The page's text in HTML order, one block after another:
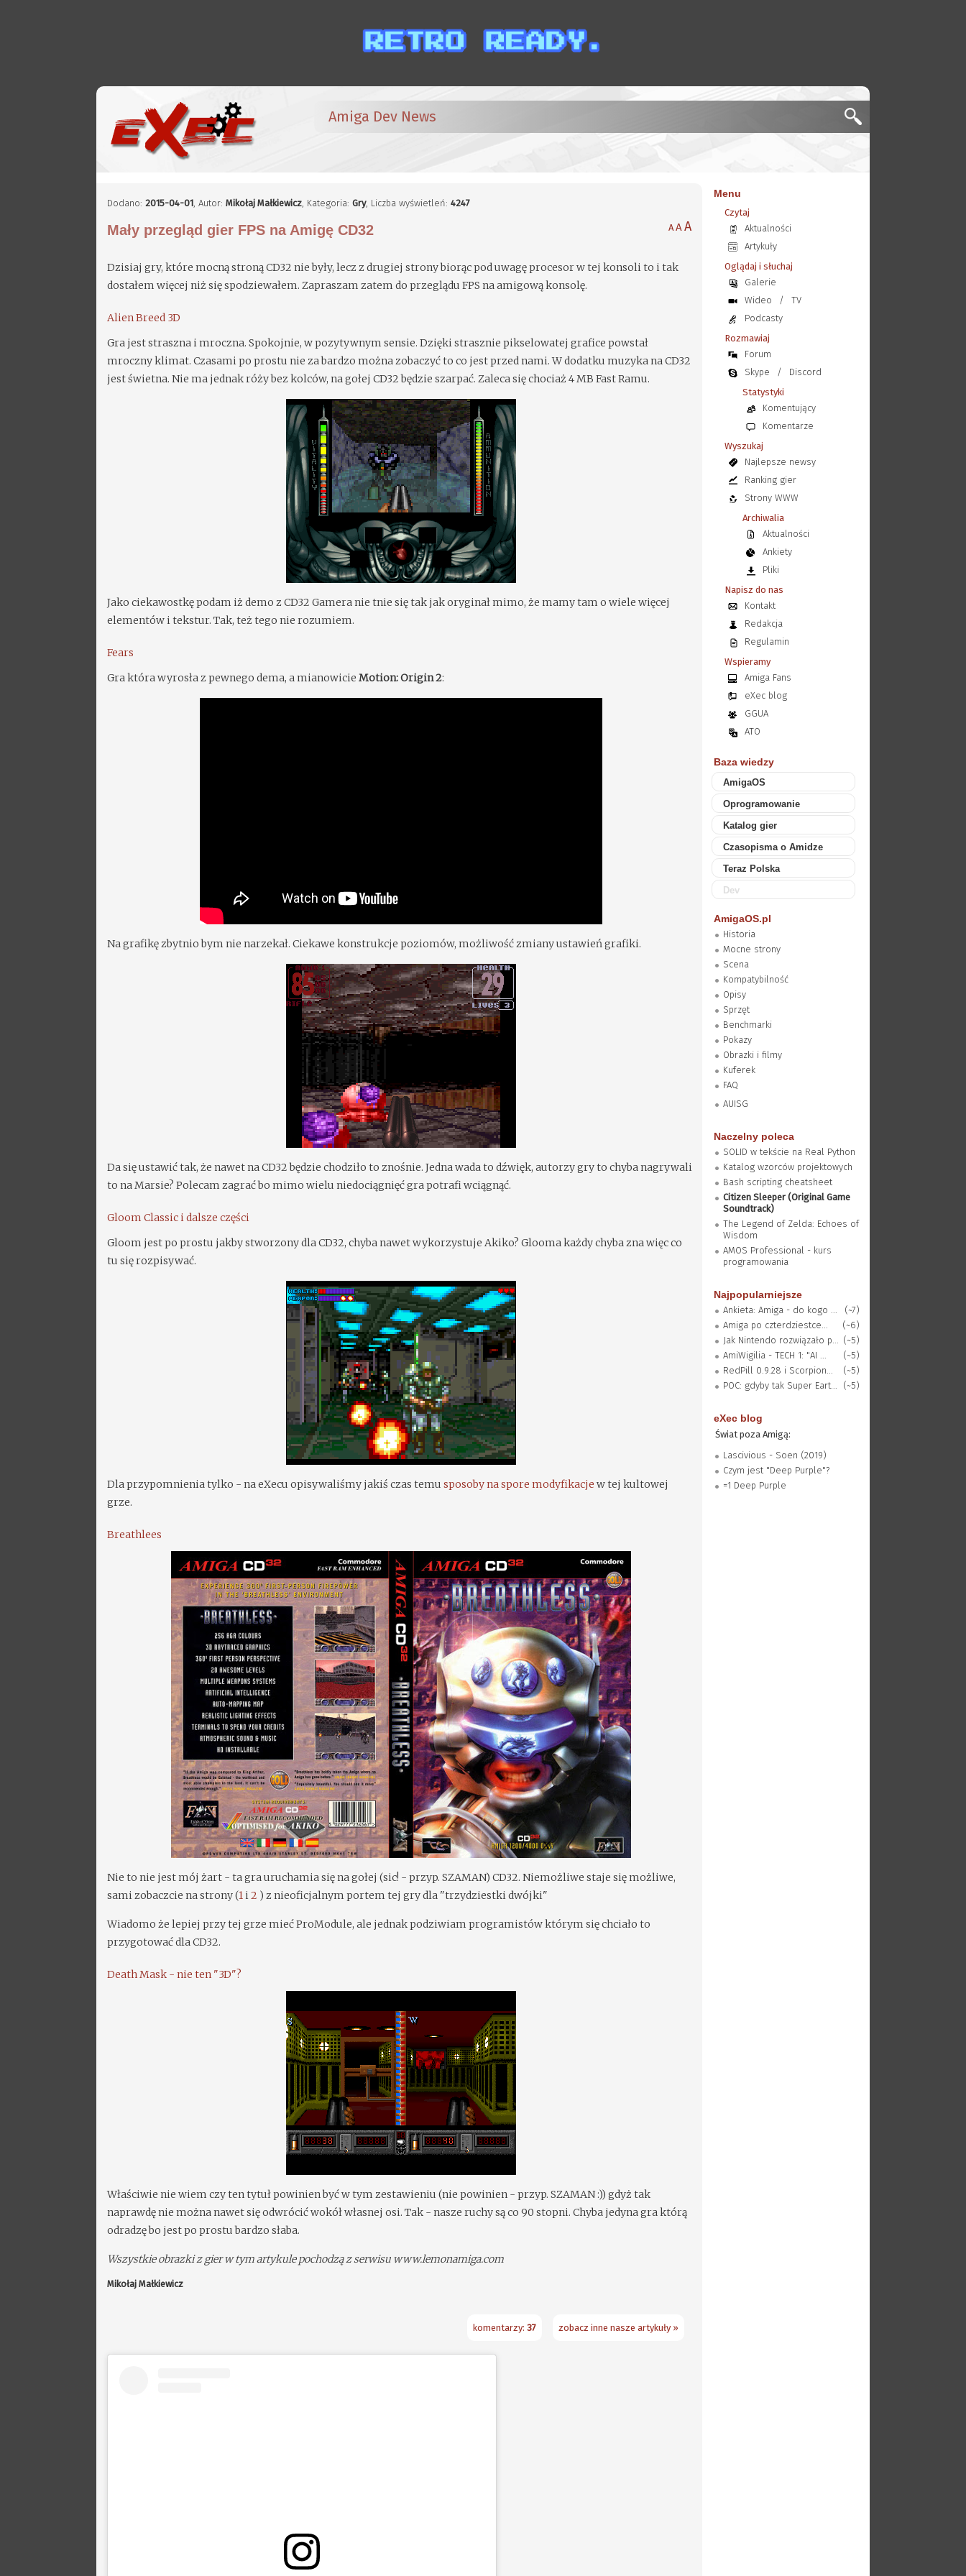
Amiga Dev News
Dodano:2015-04-01,Autor:Mikołaj Małkiewicz, Kategoria:Gry, Liczba wyświetleń:4247
A AA
Mały przegląd gier FPS na Amigę CD32
Dzisiaj gry, które mocną stroną CD32 nie były, lecz z drugiej strony biorąc pod uwagę procesor w tej konsoli to i tak
dostałem więcej niż się spodziewałem. Zapraszam zatem do przeglądu FPS na amigową konsolę.
Alien Breed 3D
Gra jest straszna i mroczna. Spokojnie, w pozytywnym sensie. Dzięki strasznie pikselowatej grafice powstał
mroczny klimat. Czasami po prostu nie za bardzo można zobaczyć to co jest przed nami. W dodatku muzyka na CD32
jest świetna. Nie ma jednak róży bez kolców, na gołej CD32 będzie szarpać. Zaleca się chociaż 4 MB Fast Ramu.
Jako ciekawostkę podam iż demo z CD32 Gamera nie tnie się tak jak oryginał mimo, że mamy tam o wiele więcej
elementów i tekstur. Tak, też tego nie rozumiem.
Fears
Gra która wyrosła z pewnego dema, a mianowicieMotion: Origin 2:
Na grafikę zbytnio bym nie narzekał. Ciekawe konstrukcje poziomów, możliwość zmiany ustawień grafiki.
Da się ustawić tak, że nawet na CD32 będzie chodziło to znośnie. Jedna wada to dźwięk, autorzy gry to chyba nagrywali
to na Marsie? Polecam zagrać bo mimo wielu niedociągnięć gra potrafi wciągnąć.
Gloom Classic i dalsze części
Gloom jest po prostu jakby stworzony dla CD32, chyba nawet wykorzystuje Akiko? Glooma każdy chyba zna więc co
tu się rozpisywać.
Dla przypomnienia tylko - na eXecu opisywaliśmy jakiś czas temusposoby na spore modyfikacje w tej kultowej
grze.
Breathlees
Nie to nie jest mój żart - ta gra uruchamia się na gołej (sic! - przyp. SZAMAN) CD32. Niemożliwe staje się możliwe,
sami zobaczcie na strony (1 i2 ) z nieoficjalnym portem tej gry dla "trzydziestki dwójki"
Wiadomo że lepiej przy tej grze mieć ProModule, ale jednak podziwiam programistów którym się chciało to
przygotować dla CD32.
Death Mask - nie ten "3D"?
Właściwie nie wiem czy ten tytuł powinien być w tym zestawieniu (nie powinien - przyp. SZAMAN :)) gdyż tak
naprawdę nie można nawet się odwrócić wokół własnej osi. Tak - nasze ruchy są co 90 stopni. Chyba jedyna gra którą
odradzę bo jest po prostu bardzo słaba.
Wszystkie obrazki z gier w tym artykule pochodzą z serwisu www.lemonamiga.com
Mikołaj Małkiewicz
zobacz inne nasze artykuły »
komentarzy: 37
Menu
Czytaj
Aktualności
Artykuły
Oglądaj i słuchaj
Galerie
Wideo
/
TV
Podcasty
Rozmawiaj
Forum
Skype
/
Discord
Statystyki
Komentujący
Komentarze
Wyszukaj
Najlepsze newsy
Ranking gier
Strony WWW
Archiwalia
Aktualności
Ankiety
Pliki
Napisz do nas
Kontakt
Redakcja
Regulamin
Wspieramy
Amiga Fans
eXec blog
GGUA
ATO
Baza wiedzy
AmigaOS
Oprogramowanie
Katalog gier
Czasopisma o Amidze
Teraz Polska
Dev
AmigaOS.pl
Historia
Mocne strony
Scena
Kompatybilność
Opisy
Sprzęt
Benchmarki
Pokazy
Obrazki i filmy
Kuferek
FAQ
AUISG
Naczelny poleca
SOLID w tekście na Real Python
Katalog wzorców projektowych
Bash scripting cheatsheet
Citizen Sleeper (Original Game
Soundtrack)
The Legend of Zelda: Echoes of
Wisdom
AMOS Professional - kurs
programowania
Najpopularniejsze
Ankieta: Amiga - do kogo ...
(~7)
Amiga po czterdziestce...
(~6)
Jak Nintendo rozwiązało p... (~5)
AmiWigilia - TECH 1: "AI ...
(~5)
RedPill 0.9.28 i Scorpion...
(~5)
POC: gdyby tak Super Eart...
(~5)
eXec blog
Świat poza Amigą:
Lascivious - Soen (2019)
Czym jest "Deep Purple"?
=1 Deep Purple